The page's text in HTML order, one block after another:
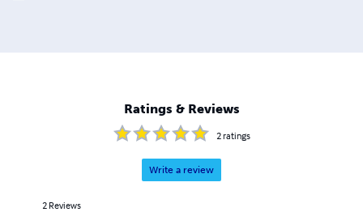
Ratings & Reviews
2ratings
Write a review
2 Reviews